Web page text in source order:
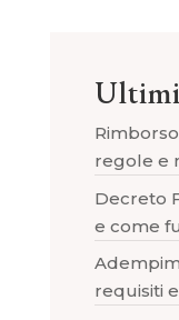
regole e
Decreto
e come
requisiti